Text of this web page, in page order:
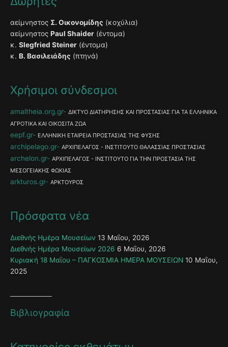
αείμνηστος Σ. Οικονομίδης (κοχύλια)
αείμνηστος Paul Shaider (έντομα)
κ. Slegfried Steiner (έντομα)
κ. Β. Βασιλειάδης (πτηνά)
Χρήσιμοι σύνδεσμοι
amaltheia.org.gr
ΔΙΚΤΥΟ ΔΙΑΤΗΡΗΣΗΣ ΚΑΙ ΠΡΟΣΤΑΣΙΑΣ ΓΙΑ ΤΑ ΕΛΛΗΝΙΚΑ
ΑΓΡΟΤΙΚΑ ΚΑΙ ΟΙΚΟΣΙΤΑ ΖΩΑ
eepf.gr ΕΛΛΗΝΙΚΗ ΕΤΑΙΡΕΙΑ ΠΡΟΣΤΑΣΙΑΣ ΤΗΣ ΦΥΣΗΣ
archipelago.gr ΑΡΧΙΠΕΛΑΓΟΣ - ΙΝΣΤΙΤΟΥΤΟ ΘΑΛΑΣΣΙΑΣ ΠΡΟΣΤΑΣΙΑΣ
archelon.gr
ΑΡΧΙΠΕΛΑΓΟΣ - ΙΝΣΤΙΤΟΥΤΟ ΓΙΑ ΤΗΝ ΠΡΟΣΤΑΣΙΑ ΤΗΣ
ΜΕΣΟΓΕΙΑΚΗΣ ΦΩΚΙΑΣ
arkturos.gr ΑΡΚΤΟΥΡΟΣ
Πρόσφατα νέα
Διεθνής Ημέρα Μουσείων 13 Μαΐου, 2026
Διεθνής Ημέρα Μουσείων 2026 6 Μαΐου, 2026
Κυριακή 18 Μαΐου – ΠΑΓΚΟΣΜΙΑ ΗΜΕΡΑ ΜΟΥΣΕΙΩΝ 10 Μαΐου,
2025
Βιβλιογραφία